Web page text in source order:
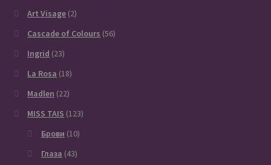
Art Visage (2)
Cascade of Colours (56)
Ingrid (23)
La Rosa (18)
Madlen (22)
MISS TAIS (123)
Брови (10)
Глаза (43)